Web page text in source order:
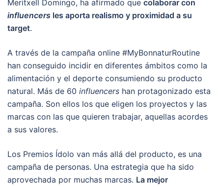
Meritxell Domingo, ha afirmado que colaborar con
influencers les aporta realismo y proximidad a su
target.
A través de la campaña online #MyBonnaturRoutine
han conseguido incidir en diferentes ámbitos como la
alimentación y el deporte consumiendo su producto
natural. Más de 60 influencers han protagonizado esta
campaña. Son ellos los que eligen los proyectos y las
marcas con las que quieren trabajar, aquellas acordes
a sus valores.
Los Premios Ídolo van más allá del producto, es una
campaña de personas. Una estrategia que ha sido
aprovechada por muchas marcas. La mejor